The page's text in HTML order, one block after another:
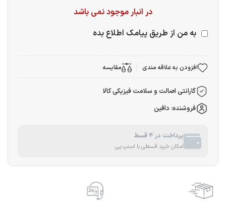
در انبار موجود نمی باشد
به من از طریق پیامک اطلاع بده
افزودن به علاقه مندی مقایسه
گارانتی اصالت و سلامت فیزیکی کالا
فروشنده: دافین
پرداخت در 4 قسط
امکان خرید قسطی با اسنپ پی